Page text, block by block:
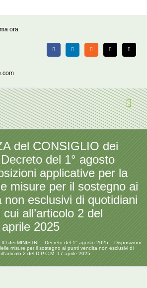
ora
FacebookLinkedIn Rss X Email
del CONSIGLIO dei
del 1° agosto
applicative per la
misure per il sostegno ai
non esclusivi di quotidiani
all’articolo 2 del
2025
dei MINISTRI – Decreto del 1° agosto 2025 – Disposizioni
misure per il sostegno ai punti vendita non esclusivi di
2 del D.P.C.M. 17 aprile 2025